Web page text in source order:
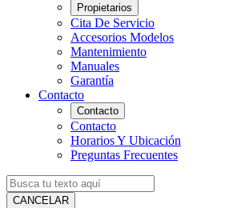
Propietarios
Cita De Servicio
Accesorios Modelos
Mantenimiento
Manuales
Garantía
Contacto
Contacto
Contacto
Horarios Y Ubicación
Preguntas Frecuentes
CANCELAR